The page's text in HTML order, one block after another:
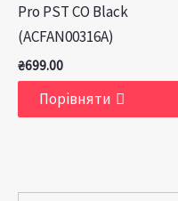
Pro PST CO Black
(ACFAN00316A)
₴699.00
Порівняти